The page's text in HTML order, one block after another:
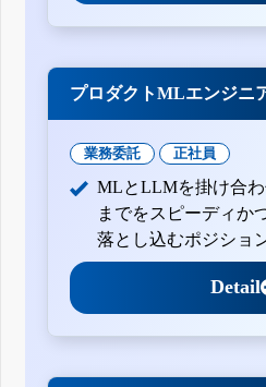
プロダクトMLエンジニ
業務委託 正社員
MLとLLMを掛け合
までをスピーディか
落とし込むポジショ
Detail